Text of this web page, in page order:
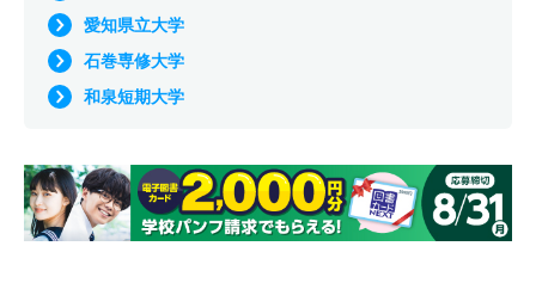
愛知県立大学
石巻専修大学
和泉短期大学